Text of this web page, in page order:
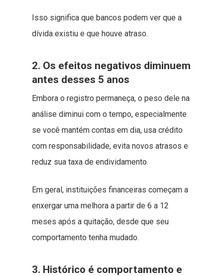
Isso significa que bancos podem ver que a
dívida existiu e que houve atraso.
2. Os efeitos negativos diminuem
antes desses 5 anos
Embora o registro permaneça, o peso dele na
análise diminui com o tempo, especialmente
se você mantém contas em dia, usa crédito
com responsabilidade, evita novos atrasos e
reduz sua taxa de endividamento.
Em geral, instituições financeiras começam a
enxergar uma melhora a partir de 6 a 12
meses após a quitação, desde que seu
comportamento tenha mudado.
3. Histórico é comportamento e